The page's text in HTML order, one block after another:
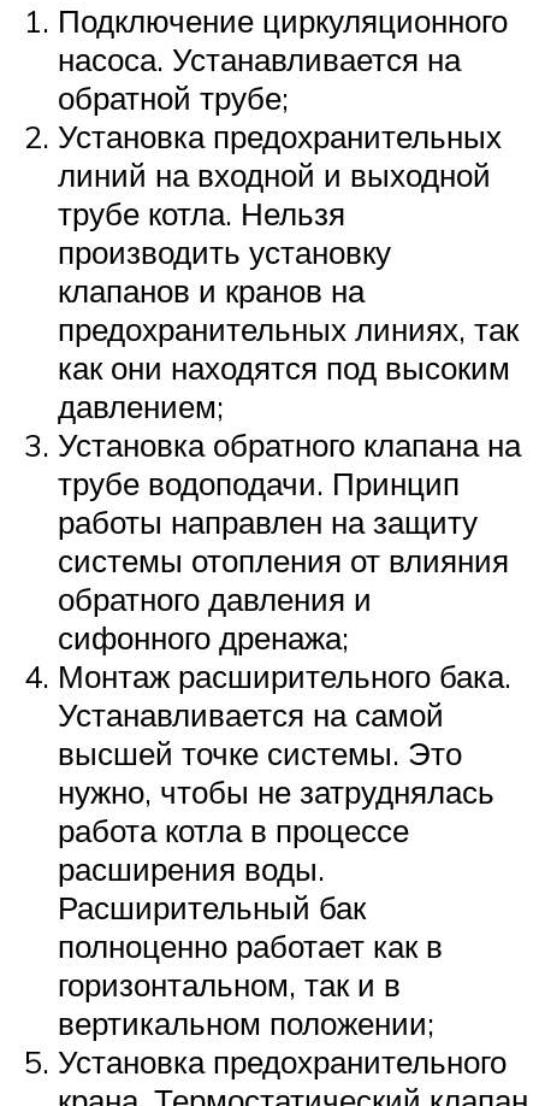
Подключение циркуляционного
насоса. Устанавливается на
обратной трубе;
Установка предохранительных
линий на входной и выходной
трубе котла. Нельзя
производить установку
клапанов и кранов на
предохранительных линиях, так
как они находятся под высоким
давлением;
Установка обратного клапана на
трубе водоподачи. Принцип
работы направлен на защиту
системы отопления от влияния
обратного давления и
сифонного дренажа;
Монтаж расширительного бака.
Устанавливается на самой
высшей точке системы. Это
нужно, чтобы не затруднялась
работа котла в процессе
расширения воды.
Расширительный бак
полноценно работает как в
горизонтальном, так и в
вертикальном положении;
Установка предохранительного